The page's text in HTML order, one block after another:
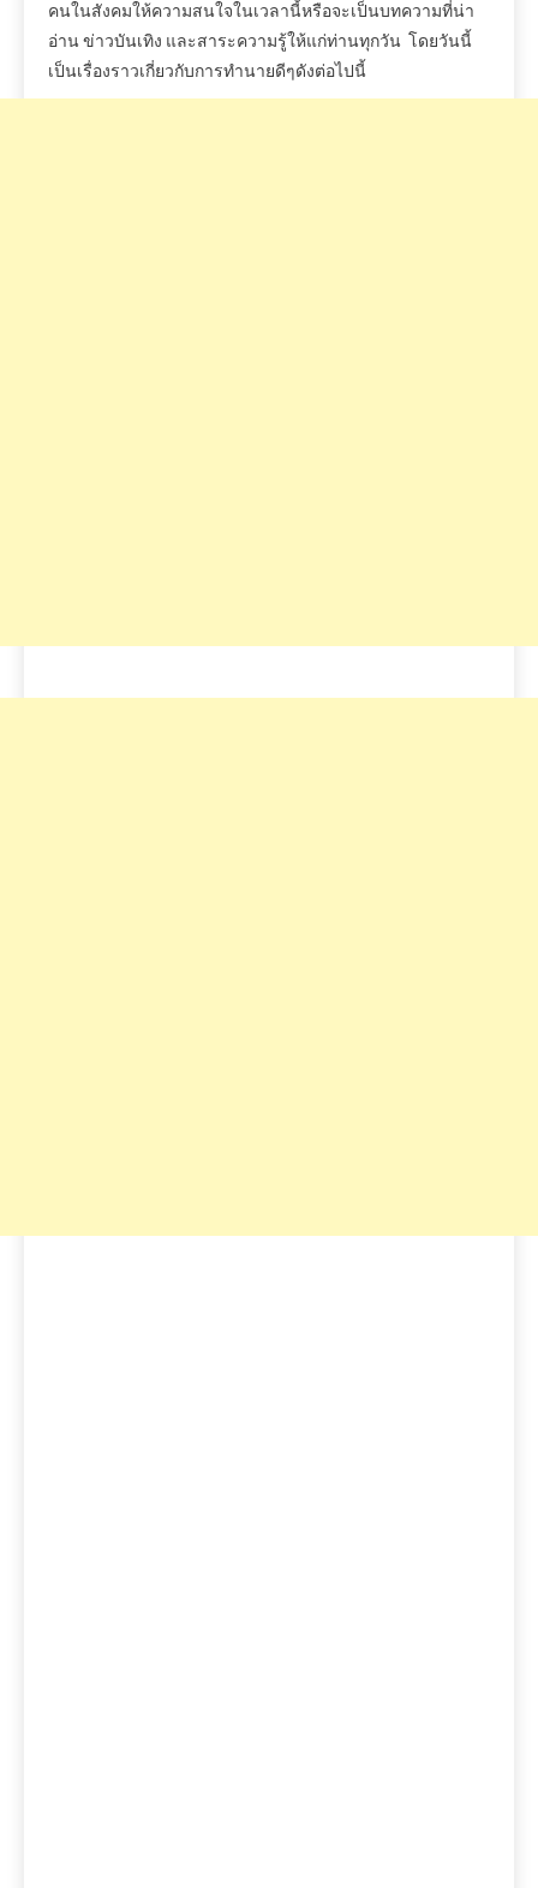
คนในสังคมให้ความสนใจในเวลานี้หรือจะเป็นบทความที่น่า
อ่านข่าวบันเทิง และสาระความรู้ให้แก่ท่านทุกวัน โดยวันนี้
เป็นเรื่องราวเกี่ยวกับการทำนายดีๆดังต่อไปนี้